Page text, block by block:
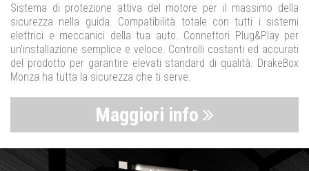
Sistema di protezione attiva del motore per il massimo della
sicurezza nella guida. Compatibilità totale con tutti i sistemi
elettrici e meccanici della tua auto. Connettori Plug&Play per
un’installazione semplice e veloce. Controlli costanti ed accurati
del prodotto per garantire elevati standard di qualità. DrakeBox
Monza ha tutta la sicurezza che ti serve.
Maggiori info